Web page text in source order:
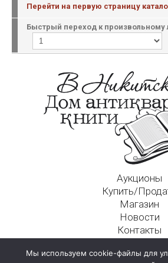
Перейти на первую страницу
Быстрый переход к произвольному
Аукционы
Купить/
Магазин
Новости
Контакты
125009, г. Москва, Никитский
Мы используем cookie-файлы для